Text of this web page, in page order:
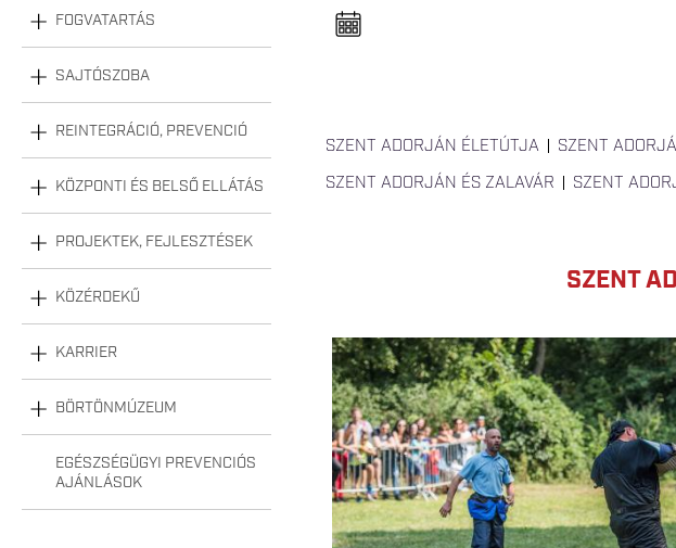
FOGVATARTÁS
SAJTÓSZOBA
REINTEGRÁCIÓ, PREVENCIÓ
KÖZPONTI ÉS BELSŐ ELLÁTÁS
PROJEKTEK, FEJLESZTÉSEK
KÖZÉRDEKŰ
KARRIER
BÖRTÖNMÚZEUM
EGÉSZSÉGÜGYI PREVENCIÓS
AJÁNLÁSOK
e
l
a
SZENT ADORJÁN ÉLETÚTJA SZENT
SZENT ADORJÁN ÉS ZALAVÁR
SZENT
SZENT